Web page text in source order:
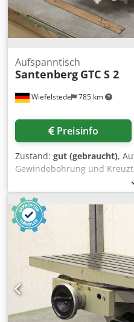
Wiefelstede 785 km
Aufspanntisch
Santenberg GTC S 2
Preisinfo
Zustand: gut (gebraucht),
Gewindebohrung und
Nutentisch, Rundtisch,
Wekzeugschlitten,
Santenberg, Obersupport
Bearbeitugszentrum GTC S
Antriebswelle: Ø 20 x 45 mm
Abmessungen: 720/550/